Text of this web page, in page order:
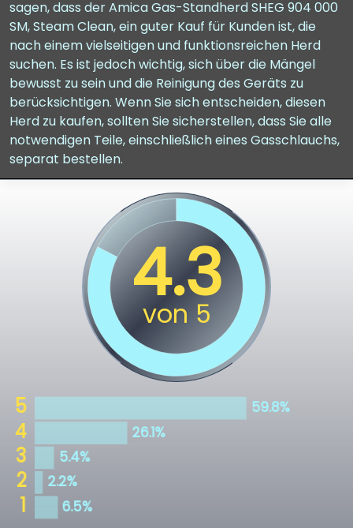
sagen, dass der Amica Gas-Standherd SHEG 904 000
SM, Steam Clean, ein guter Kauf für Kunden ist, die
nach einem vielseitigen und funktionsreichen Herd
suchen. Es ist jedoch wichtig, sich über die Mängel
bewusst zu sein und die Reinigung des Geräts zu
berücksichtigen. Wenn Sie sich entscheiden, diesen
Herd zu kaufen, sollten Sie sicherstellen, dass Sie alle
notwendigen Teile, einschließlich eines Gasschlauchs,
separat bestellen.